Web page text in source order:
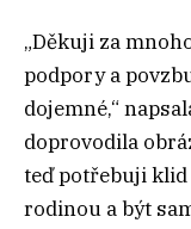
„Děkuji za
podpory a
dojemné,“
doprovodila
teď potřebuji
rodinou a být